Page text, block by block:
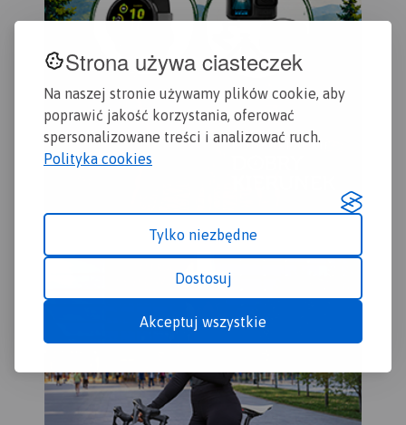
Strona używa ciasteczek
Na naszej stronie używamy plików cookie, aby
poprawić jakość korzystania, oferować
spersonalizowane treści i analizować ruch.
Polityka cookies
Tylko niezbędne
Dostosuj
Akceptuj wszystkie